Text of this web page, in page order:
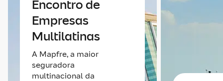
Encontro de
Empresas
Multilatinas
A Mapfre, a maior
seguradora
multinacional da